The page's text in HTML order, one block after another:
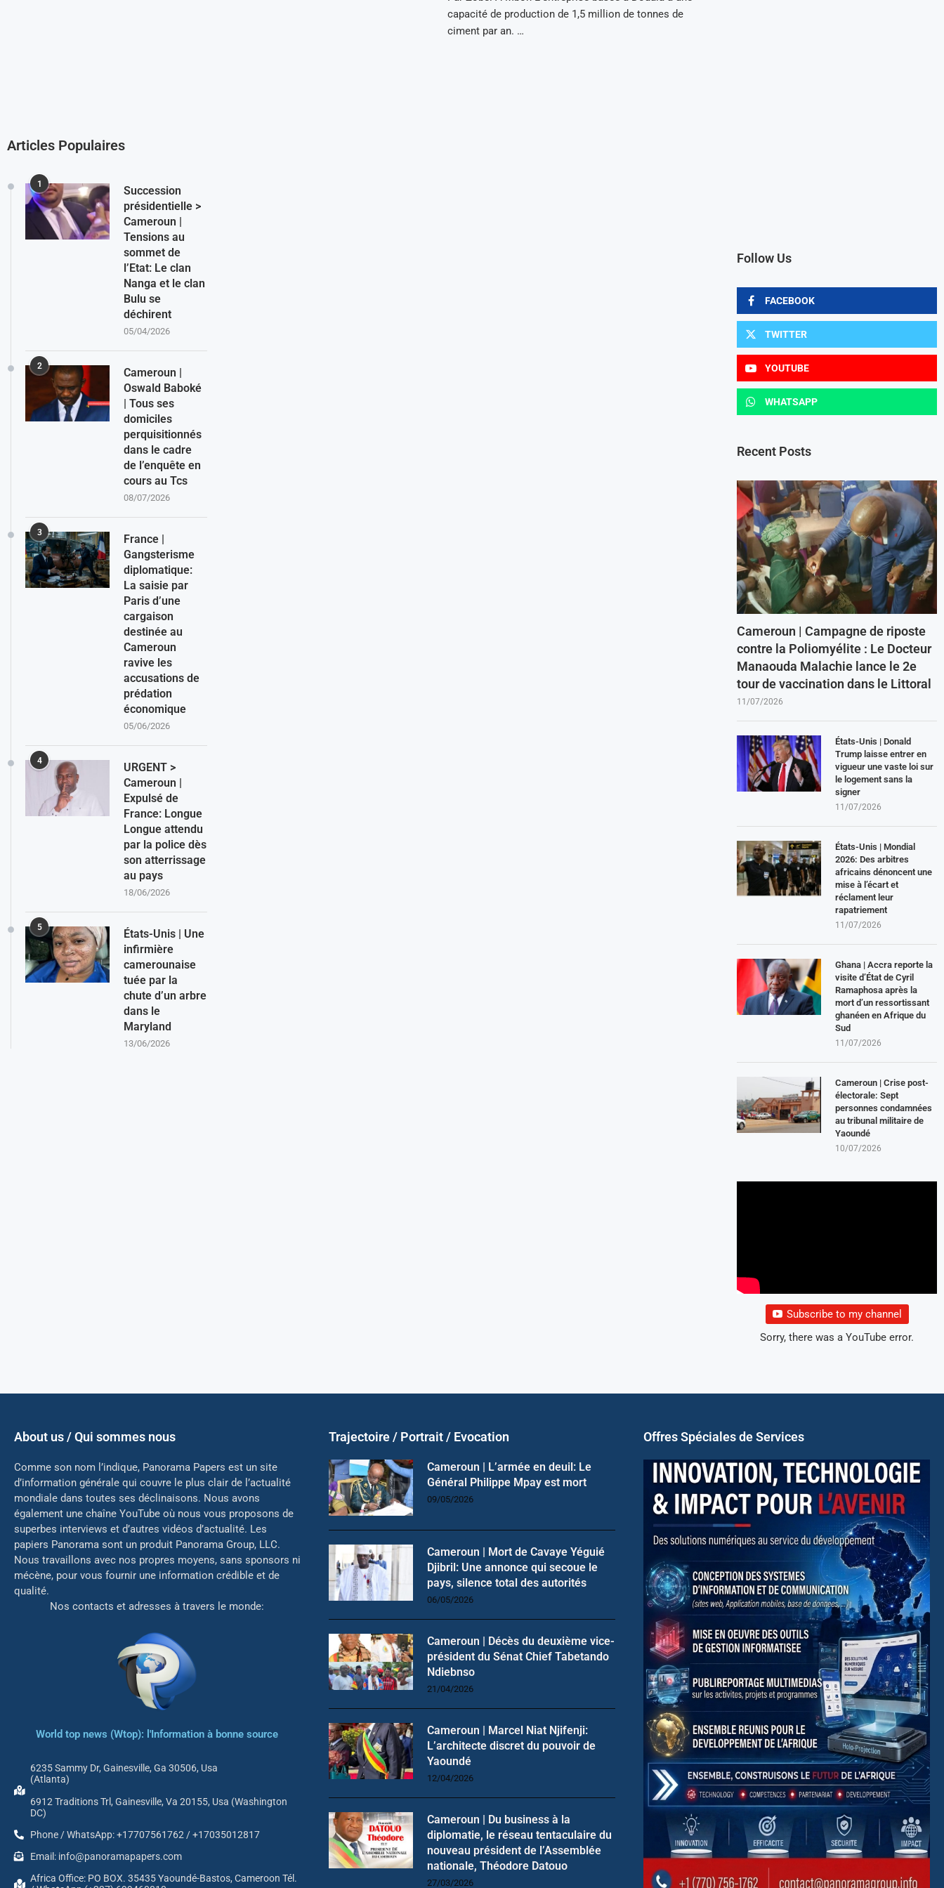
capacité de production de 1,5 million de tonnes de
ciment par an. …
Follow Us
FACEBOOK
TWITTER
YOUTUBE
WHATSAPP
Recent Posts
Cameroun | Campagne de riposte
contre la Poliomyélite : Le Docteur
Manaouda Malachie lance le 2e
tour de vaccination dans le Littoral
11/07/2026
États-Unis | Donald
Trump laisse entrer en
vigueur une vaste loi sur
le logement sans la
signer
11/07/2026
États-Unis | Mondial
2026: Des arbitres
africains dénoncent une
mise à l’écart et
réclament leur
rapatriement
11/07/2026
Ghana | Accra reporte la
visite d’État de Cyril
Ramaphosa après la
mort d’un ressortissant
ghanéen en Afrique du
Sud
11/07/2026
Cameroun | Crise post-
électorale: Sept
personnes condamnées
au tribunal militaire de
Yaoundé
10/07/2026
Subscribe to my channel
Sorry, there was a YouTube error.
Articles Populaires
1
Succession
présidentielle >
Cameroun |
Tensions au
sommet de
l’Etat: Le clan
Nanga et le clan
Bulu se
déchirent
05/04/2026
2
Cameroun |
Oswald Baboké
| Tous ses
domiciles
perquisitionnés
dans le cadre
de l’enquête en
cours au Tcs
08/07/2026
3
France |
Gangsterisme
diplomatique:
La saisie par
Paris d’une
cargaison
destinée au
Cameroun
ravive les
accusations de
prédation
économique
05/06/2026
4
URGENT >
Cameroun |
Expulsé de
France: Longue
Longue attendu
par la police dès
son atterrissage
au pays
18/06/2026
5
États-Unis | Une
infirmière
camerounaise
tuée par la
chute d’un arbre
dans le
Maryland
13/06/2026
About us / Qui sommes nous
Comme son nom l’indique, Panorama Papers est un site
d’information générale qui couvre le plus clair de l’actualité
mondiale dans toutes ses déclinaisons. Nous avons
également une chaîne YouTube où nous vous proposons de
superbes interviews et d’autres vidéos d’actualité. Les
papiers Panorama sont un produit Panorama Group, LLC.
Nous travaillons avec nos propres moyens, sans sponsors ni
mécène, pour vous fournir une information crédible et de
qualité.
Nos contacts et adresses à travers le monde:
World top news (Wtop): l'Information à bonne source
6235 Sammy Dr, Gainesville, Ga 30506, Usa
(Atlanta)
6912 Traditions Trl, Gainesville, Va 20155, Usa (Washington
DC)
Phone / WhatsApp: +17707561762 / +17035012817
Email: info@panoramapapers.com
Africa Office: PO BOX. 35435 Yaoundé-Bastos, Cameroon Tél.
Trajectoire / Portrait / Evocation
Cameroun | L’armée en deuil: Le
Général Philippe Mpay est mort
09/05/2026
Cameroun | Mort de Cavaye Yéguié
Djibril: Une annonce qui secoue le
pays, silence total des autorités
06/05/2026
Cameroun | Décès du deuxième vice-
président du Sénat Chief Tabetando
Ndiebnso
21/04/2026
Cameroun | Marcel Niat Njifenji:
L’architecte discret du pouvoir de
Yaoundé
12/04/2026
Cameroun | Du business à la
diplomatie, le réseau tentaculaire du
nouveau président de l’Assemblée
nationale, Théodore Datouo
27/03/2026
Offres Spéciales de Services